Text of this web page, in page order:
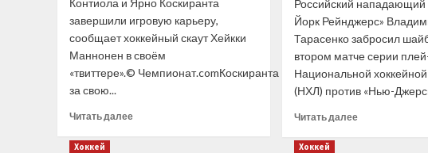
Контиола и Ярно Коскиранта
завершили игровую карьеру,
сообщает хоккейный скаут Хейкки
Маннонен в своём
«твиттере».© Чемпионат.comКоскиранта
за свою...
Читать далееПрочитать
Российский
Йорк Рейнджерс»
Тарасенко забросил
втором матче серии
Национальной хоккейной
(НХЛ) против «Нью-
Читать далееПрочитать
Хоккей Хоккей